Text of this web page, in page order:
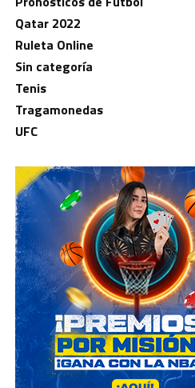
Qatar 2022
Ruleta Online
Sin categoría
Tenis
Tragamonedas
UFC